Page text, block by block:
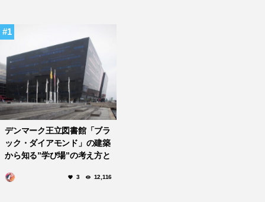
1
デンマーク王立図書館「ブラ
ック・ダイアモンド」の建築
から知る”学び場”の考え方と
3 12,116